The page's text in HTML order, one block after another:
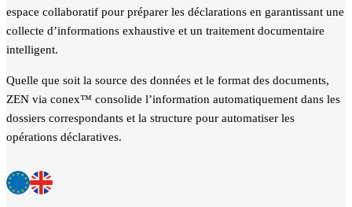
espace collaboratif pour préparer les déclarations en garantissant une
collecte d’informations exhaustive et un traitement documentaire
intelligent.
Quelle que soit la source des données et le format des documents,
ZEN via conex™ consolide l’information automatiquement dans les
dossiers correspondants et la structure pour automatiser les
opérations déclaratives.